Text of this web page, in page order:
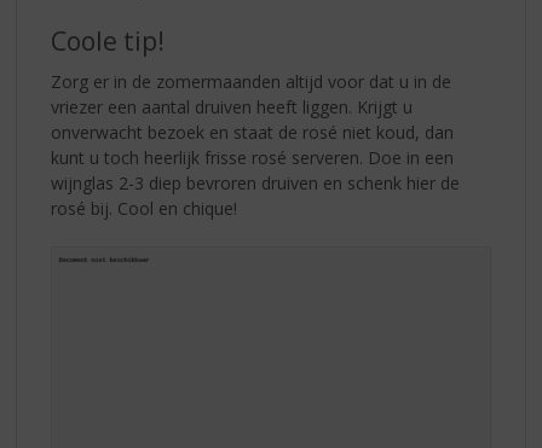
Coole tip!
Zorg er in de zomermaanden altijd voor dat u in de
vriezer een aantal druiven heeft liggen. Krijgt u
onverwacht bezoek en staat de rosé niet koud, dan
kunt u toch heerlijk frisse rosé serveren. Doe in een
wijnglas 2-3 diep bevroren druiven en schenk hier de
rosé bij. Cool en chique!